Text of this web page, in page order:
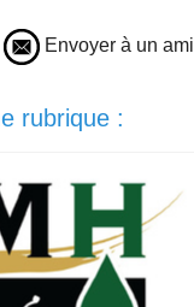
Envoyer à un ami
rubrique :